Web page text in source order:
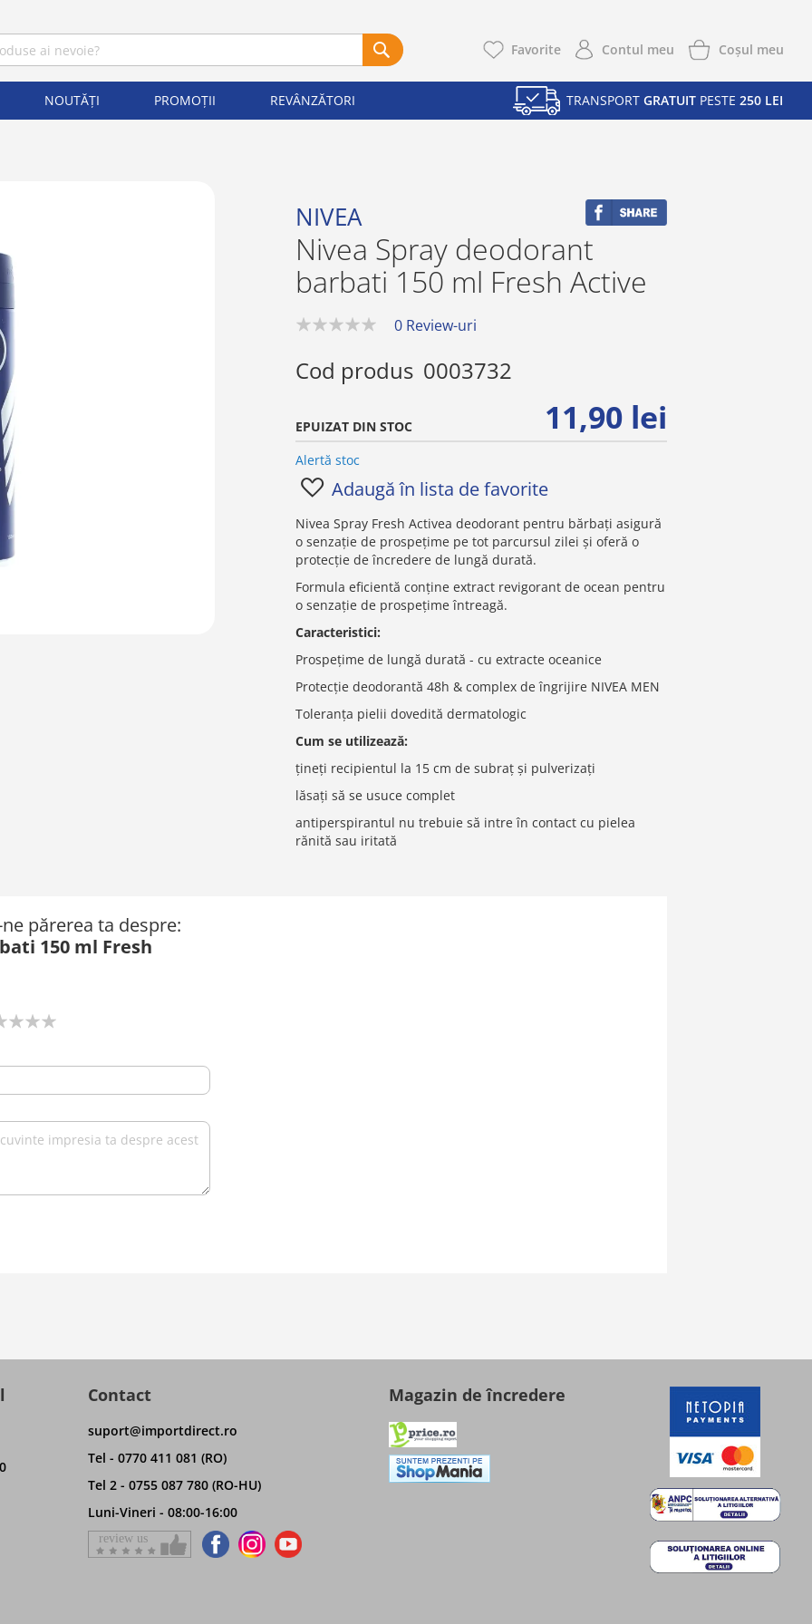
Favorite Contul meu Coşul meu
NOUTĂȚI PROMOȚII REVÂNZĂTORI TRANSPORT GRATUIT PESTE 250 LEI
NIVEA
Nivea Spray deodorant
barbati 150 ml Fresh Active
0 Review-uri
EPUIZAT DIN STOC
Cod produs 0003732
11,90 lei
Alertă stoc
Adaugă în lista de favorite
Nivea Spray Fresh Activea deodorant pentru bărbați asigură
o senzație de prospețime pe tot parcursul zilei și oferă o
protecție de încredere de lungă durată.
Formula eficientă conține extract revigorant de ocean pentru
o senzație de prospețime întreagă.
Caracteristici:
Prospețime de lungă durată - cu extracte oceanice
Protecție deodorantă 48h & complex de îngrijire NIVEA MEN
Toleranța pielii dovedită dermatologic
Cum se utilizează:
țineți recipientul la 15 cm de subraț și pulverizați
lăsați să se usuce complet
antiperspirantul nu trebuie să intre în contact cu pielea
rănită sau iritată
părerea ta despre:
150 ml Fresh
Contact
suport@importdirect.ro
Tel - 0770 411 081 (RO)
Tel 2 - 0755 087 780 (RO-HU)
Luni-Vineri - 08:00-16:00
Magazin de încredere